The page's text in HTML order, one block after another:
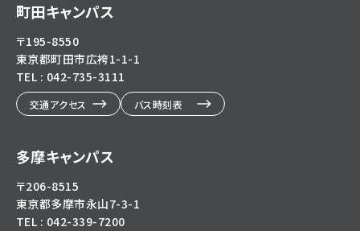
町田キャンパス
〒195-8550
東京都町田市広袴1-1-1
TEL : 042-735-3111
交通アクセス バス時刻表
多摩キャンパス
〒206-8515
東京都多摩市永山7-3-1
TEL : 042-339-7200